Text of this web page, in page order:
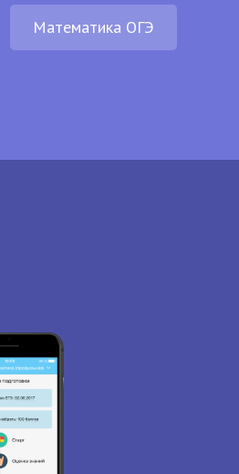
Математика ОГЭ